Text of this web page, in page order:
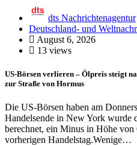
dts Nachrichtenagentur
Deutschland- und
August 6, 2026
13 views
US-Börsen verlieren – Ölpreis steigt
zur Straße von Hormus
Die US-Börsen haben am
Handelsende in New York wurde
berechnet, ein Minus in Höhe
vorherigen Handelstag.Wenige…